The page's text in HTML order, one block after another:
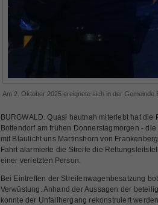
Am 2. Oktober 2025 ereignete sich in der Gemeinde
BURGWALD. Quasi hautnah miterlebt hat
Bottendorf am frühen Donnerstagmorgen -
mit Blaulicht uns Martinshorn von
Fahrt alarmierte die Streife die
einer verletzten Person.
Bei Eintreffen der Streifenwagenbesatzung
Verwüstung. Anhand der Aussagen der
konnte der Unfallhergang rekonstruiert